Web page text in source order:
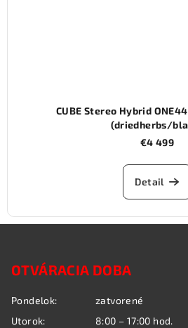
CUBE Stereo Hybrid
(driedherbs/
€4 499
Detail
OTVÁRACIA DOBA
Pondelok:
zatvorené
Utorok:
8:00 – 17:00 hod.